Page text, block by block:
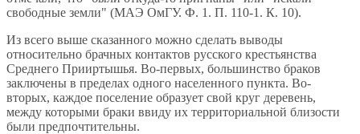
свободные земли" (МАЭ ОмГУ. Ф. 1. П. 110-1. К. 10).
Из всего выше сказанного можно сделать выводы
относительно брачных контактов русского крестьянства
Среднего Прииртышья. Во-первых, большинство браков
заключены в пределах одного населенного пункта. Во-
вторых, каждое поселение образует свой круг деревень,
между которыми браки ввиду их территориальной близости
были предпочтительны.